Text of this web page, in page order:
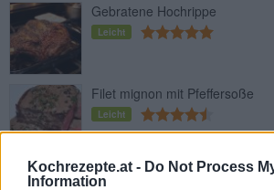
Kochrezepte.at - Do Not Process
Information
Gebratene Hochrippe
Leicht
Filet mignon mit Pfeffersoße
Leicht
Rinderzunge richtig kochen